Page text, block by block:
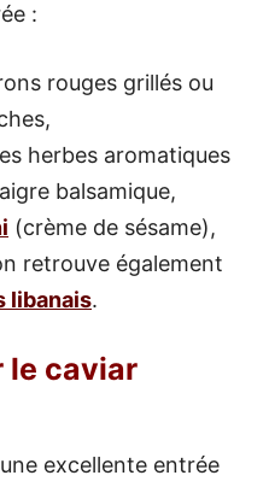
:
rouges grillés ou
herbes aromatiques
balsamique,
(crème de sésame),
retrouve également
libanais.
le caviar
excellente entrée